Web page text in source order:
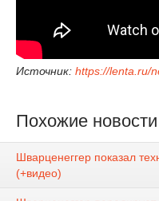
Источник: https://lenta.ru/
Похожие новости
Шварценеггер показал
(+видео)